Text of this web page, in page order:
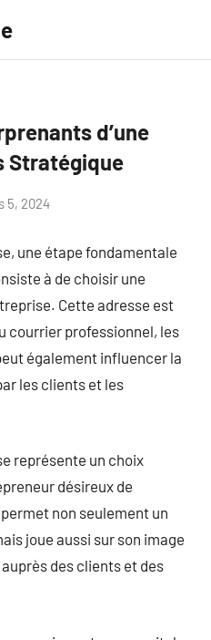
d’une
Stratégique
5, 2024
une étape fondamentale
à de choisir une
Cette adresse est
courrier professionnel, les
également influencer la
les clients et les
représente un choix
désireux de
non seulement un
joue aussi sur son image
des clients et des